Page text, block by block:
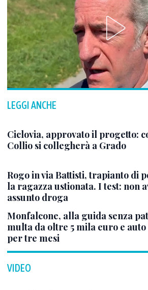
LEGGI ANCHE
Ciclovia, approvato il progetto:
Collio si collegherà a Grado
Rogo in via Battisti, trapianto di
la ragazza ustionata. I test: non
assunto droga
Monfalcone, alla guida senza
multa da oltre 5 mila euro e
per tre mesi
VIDEO